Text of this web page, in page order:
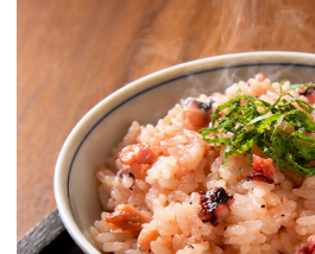
中国
九州
沖縄
ご利用ガイド